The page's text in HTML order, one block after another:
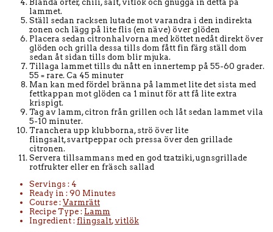
Blanda örter, chili, salt, vitlök och gnugga in detta på
lammet.
Ställ sedan racksen lutade mot varandra i den indirekta
zonen och lägg på lite flis (en näve) över glöden
Placera sedan citronhalvorna med köttet nedåt direkt över
glöden och grilla dessa tills dom fått fin färg ställ dom
sedan åt sidan tills dom blir mjuka.
Tillaga lammet tills du nått en innertemp på 55-60 grader.
55 = rare. Ca 45 minuter
Man kan med fördel bränna på lammet lite det sista med
fettkappan mot glöden ca 1 minut för att få lite extra
krispigt.
Tag av lamm, citron från grillen och låt sedan lammet vila
5-10 minuter.
Tranchera upp klubborna, strö över lite
flingsalt,svartpeppar och pressa över den grillade
citronen.
Servera tillsammans med en god tzatziki, ugnsgrillade
rotfrukter eller en fräsch sallad
Servings : 4
Ready in : 90 Minutes
Course : Varmrätt
Recipe Type : Lamm
Ingredient : flingsalt, vitlök